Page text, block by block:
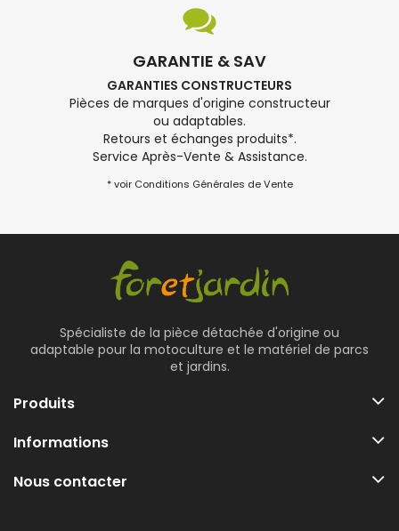
GARANTIE & SAV
GARANTIES CONSTRUCTEURS
Pièces de marques d'origine constructeur
ou adaptables.
Retours et échanges produits*.
Service Après-Vente & Assistance.
* voir Conditions Générales de Vente
Spécialiste de la pièce détachée d'origine ou
adaptable pour la motoculture et le matériel de parcs
et jardins.
Produits
Informations
Nous contacter